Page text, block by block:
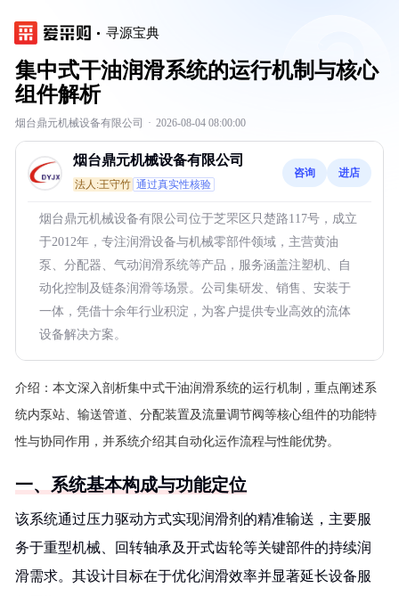
寻源宝典
集中式干油润滑系统的运行机制与核心
组件解析
烟台鼎元机械设备有限公司 · 2026-08-04 08:00:00
烟台鼎元机械设备有限公司
法人:王守竹 通过真实性核验
咨询 进店
烟台鼎元机械设备有限公司位于芝罘区只楚路117号，成立
于2012年，专注润滑设备与机械零部件领域，主营黄油
泵、分配器、气动润滑系统等产品，服务涵盖注塑机、自
动化控制及链条润滑等场景。公司集研发、销售、安装于
一体，凭借十余年行业积淀，为客户提供专业高效的流体
设备解决方案。
介绍： 本文深入剖析集中式干油润滑系统的运行机制，重点阐述系
统内泵站、输送管道、分配装置及流量调节阀等核心组件的功能特
性与协同作用，并系统介绍其自动化运作流程与性能优势。
一、系统基本构成与功能定位
该系统通过压力驱动方式实现润滑剂的精准输送，主要服
务于重型机械、回转轴承及开式齿轮等关键部件的持续润
滑需求。其设计目标在于优化润滑效率并显著延长设备服